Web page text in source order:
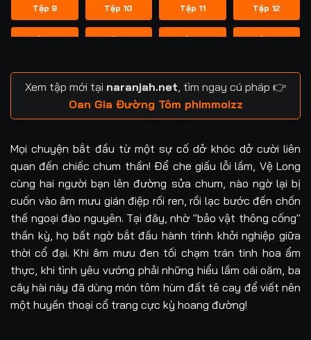
Tập 9 Tập 10 Tập 11 Tập 12
Tập 13 Tập 14 Tập 15 Tập 16
Tập 17 Tập 18
Xem tập mới tại naranjah.net , tìm ngay cú pháp 👉
Oan Gia Đường Tôm phimmoizz
Mọi chuyện bắt đầu từ một sự cố dở khóc dở cười liên
quan đến chiếc chum thần! Để che giấu lỗi lầm, Vệ Long
cùng hai người bạn lên đường sửa chum, nào ngờ lại bị
cuốn vào âm mưu gián điệp rối ren, rồi lạc bước đến chốn
thế ngoại đào nguyên. Tại đây, nhờ "bảo vật thông cống"
thần kỳ, họ bất ngờ bắt đầu hành trình khởi nghiệp giữa
thời cổ đại. Khi âm mưu đen tối chạm trán tinh hoa ẩm
thực, khi tình yêu vướng phải những hiểu lầm oái oăm, ba
cây hài này đã dùng món tôm hùm đất tê cay để viết nên
một huyền thoại cổ trang cực kỳ hoang đường!